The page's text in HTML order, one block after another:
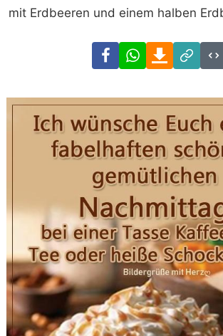
mit Erdbeeren und einem halben
FacebookWhatsAppDownload
Link